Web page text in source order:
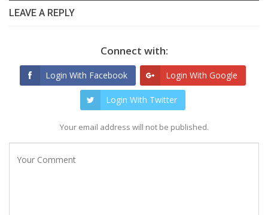
LEAVE A REPLY
Connect with:
Login With Facebook Login With Google
Login With Twitter
Your email address will not be published.